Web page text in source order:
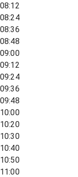
08:12
08:24
08:36
08:48
09:00
09:12
09:24
09:36
09:48
10:00
10:20
10:30
10:40
10:50
11:00